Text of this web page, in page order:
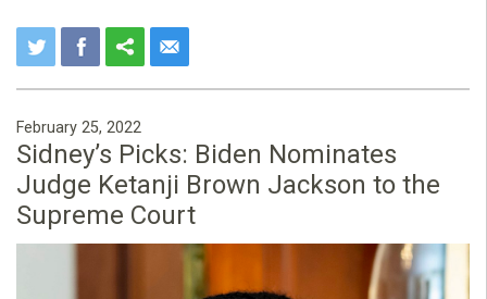
February 25, 2022
Sidney’s Picks: Biden Nominates
Judge Ketanji Brown Jackson to the
Supreme Court